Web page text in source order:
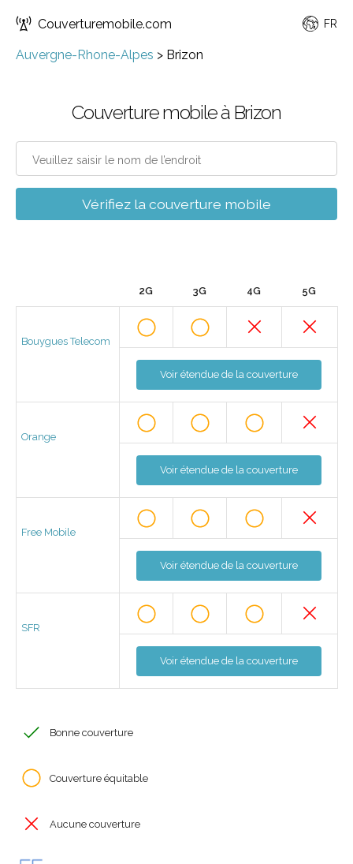
Couverturemobile.com FR
Auvergne-Rhone-Alpes > Brizon
Couverture mobile à Brizon
Vérifiez la couverture mobile
2G 3G 4G 5G
Bouygues Telecom
Voir étendue de la couverture
Orange
Voir étendue de la couverture
Free Mobile
Voir étendue de la couverture
SFR
Voir étendue de la couverture
Bonne couverture
Couverture équitable
Aucune couverture